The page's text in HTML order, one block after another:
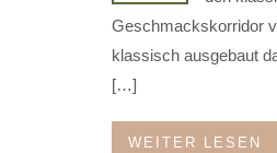
Geschmackskorridor
klassisch ausgebaut
[…]
WEITER LESEN